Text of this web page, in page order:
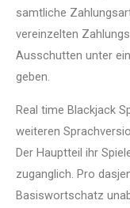
samtliche
vereinzelten
Ausschutten unter
geben.
Real time Blackjack
weiteren
Der Hauptteil ihr
zuganglich. Pro
Basiswortschatz